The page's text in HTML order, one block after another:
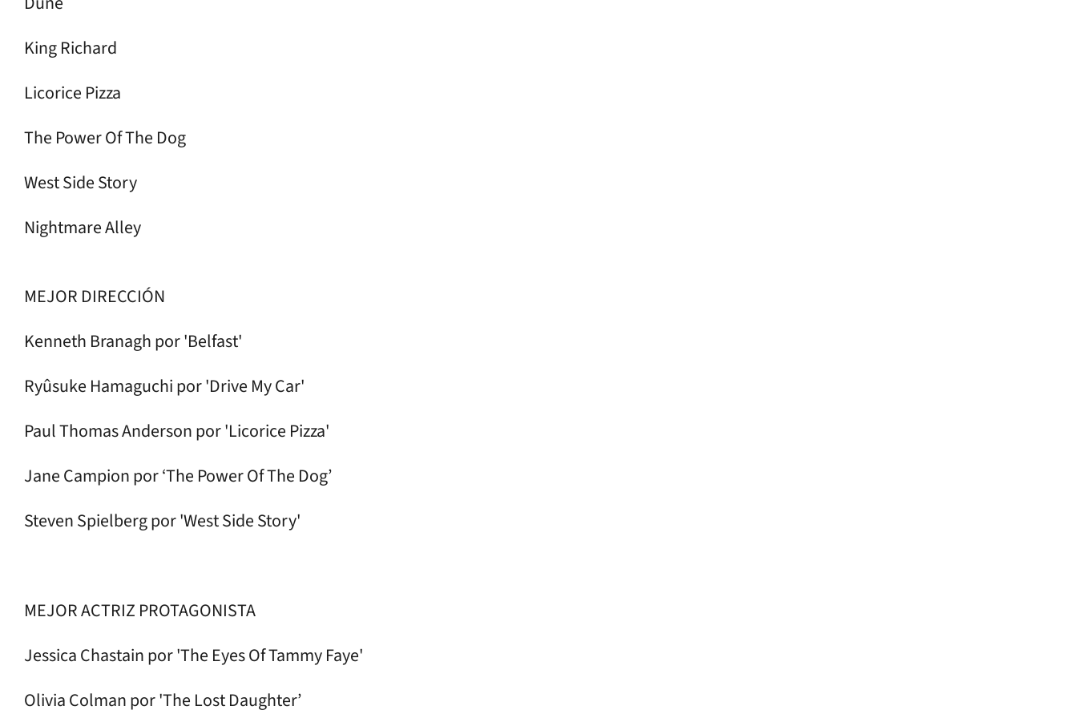
King Richard
Licorice Pizza
The Power Of The Dog
West Side Story
Nightmare Alley
MEJOR DIRECCIÓN
Kenneth Branagh por 'Belfast'
Ryûsuke Hamaguchi por 'Drive My Car'
Paul Thomas Anderson por 'Licorice Pizza'
Jane Campion por ‘The Power Of The Dog’
Steven Spielberg por 'West Side Story'
MEJOR ACTRIZ PROTAGONISTA
Jessica Chastain por 'The Eyes Of Tammy Faye'
Olivia Colman por 'The Lost Daughter’